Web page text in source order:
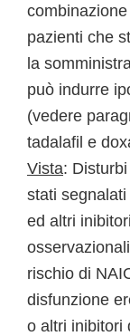
pazienti che
la
può indurre
(vedere
tadalafil e
Vista:
stati segnalati
ed altri
rischio di
disfunzione
o altri inibitori